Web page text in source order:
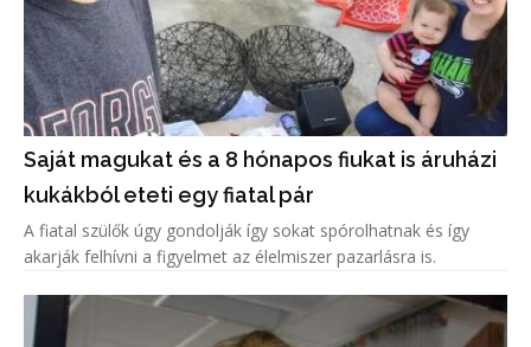
Saját magukat és a 8 hónapos fiukat is áruházi
kukákból eteti egy fiatal pár
A fiatal szülők úgy gondolják így sokat spórolhatnak és így
akarják felhívni a figyelmet az élelmiszer pazarlásra is.